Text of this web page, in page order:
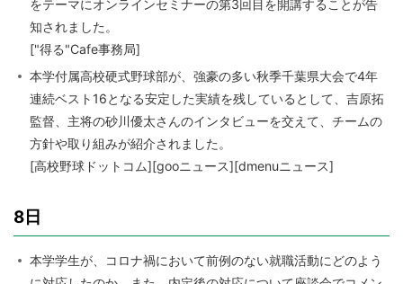
をテーマにオンラインセミナーの第3回目を開講することが告
知されました。
["得る"Cafe事務局]
本学付属高校硬式野球部が、強豪の多い秋季千葉県大会で4年
連続ベスト16となる安定した実績を残しているとして、吉原拓
監督、主将の砂川優太さんのインタビューを交えて、チームの
方針や取り組みが紹介されました。
[高校野球ドットコム][gooニュース][dmenuニュース]
8日
本学学生が、コロナ禍において前例のない就職活動にどのよう